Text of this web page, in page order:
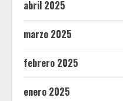
abril 2025
marzo 2025
febrero 2025
enero 2025